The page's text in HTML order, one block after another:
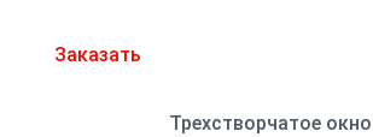
Заказать
Трехстворчатое окно